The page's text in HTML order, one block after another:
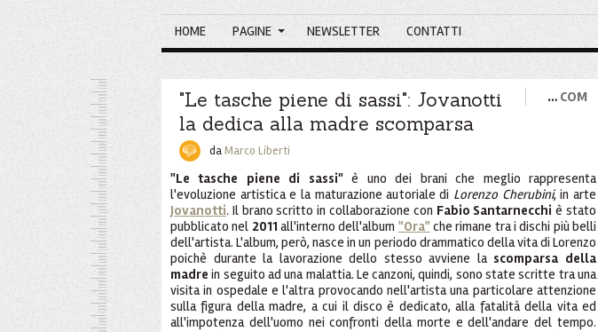
HOME PAGINE NEWSLETTER CONTATTI
"Le tasche piene di sassi": Jovanotti
la dedica alla madre scomparsa
… COM
daMarco Liberti
"Le tasche piene di sassi"è uno dei brani che meglio rappresenta
l'evoluzione artistica e la maturazione autoriale di Lorenzo Cherubini, in arte
Jovanotti. Il brano scritto in collaborazione con Fabio Santarnecchi è stato
pubblicato nel 2011 all'interno dell'album "Ora"che rimane tra i dischi più belli
dell'artista. L'album, però, nasce in un periodo drammatico della vita di Lorenzo
poichè durante la lavorazione dello stesso avviene la scomparsa della
madre in seguito ad una malattia. Le canzoni, quindi, sono state scritte tra una
visita in ospedale e l'altra provocando nell'artista una particolare attenzione
sulla figura della madre, a cui il disco è dedicato, alla fatalità della vita ed
all'impotenza dell'uomo nei confronti della morte e dell'andare del tempo.